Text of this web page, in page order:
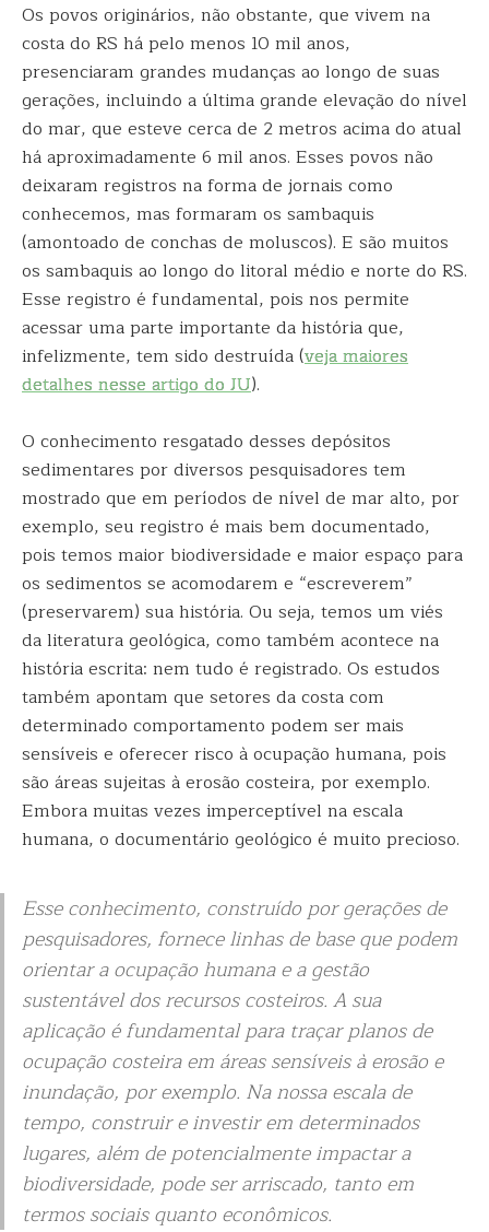
Os povos originários, não obstante, que vivem na
costa do RS há pelo menos 10 mil anos,
presenciaram grandes mudanças ao longo de suas
gerações, incluindo a última grande elevação do nível
do mar, que esteve cerca de 2 metros acima do atual
há aproximadamente 6 mil anos. Esses povos não
deixaram registros na forma de jornais como
conhecemos, mas formaram os sambaquis
(amontoado de conchas de moluscos). E são muitos
os sambaquis ao longo do litoral médio e norte do RS.
Esse registro é fundamental, pois nos permite
acessar uma parte importante da história que,
infelizmente, tem sido destruída (veja maiores
detalhes nesse artigo do JU).
O conhecimento resgatado desses depósitos
sedimentares por diversos pesquisadores tem
mostrado que em períodos de nível de mar alto, por
exemplo, seu registro é mais bem documentado,
pois temos maior biodiversidade e maior espaço para
os sedimentos se acomodarem e “escreverem”
(preservarem) sua história. Ou seja, temos um viés
da literatura geológica, como também acontece na
história escrita: nem tudo é registrado. Os estudos
também apontam que setores da costa com
determinado comportamento podem ser mais
sensíveis e oferecer risco à ocupação humana, pois
são áreas sujeitas à erosão costeira, por exemplo.
Embora muitas vezes imperceptível na escala
humana, o documentário geológico é muito precioso.
Esse conhecimento, construído por gerações de
pesquisadores, fornece linhas de base que podem
orientar a ocupação humana e a gestão
sustentável dos recursos costeiros. A sua
aplicação é fundamental para traçar planos de
ocupação costeira em áreas sensíveis à erosão e
inundação, por exemplo. Na nossa escala de
tempo, construir e investir em determinados
lugares, além de potencialmente impactar a
biodiversidade, pode ser arriscado, tanto em
termos sociais quanto econômicos.